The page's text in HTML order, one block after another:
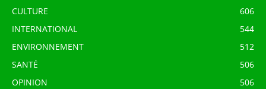
CULTURE
606
INTERNATIONAL
544
ENVIRONNEMENT
512
SANTÉ
506
OPINION
506